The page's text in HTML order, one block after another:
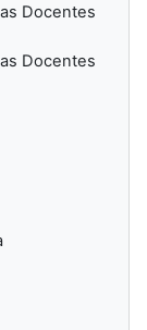
Docentes
Docentes